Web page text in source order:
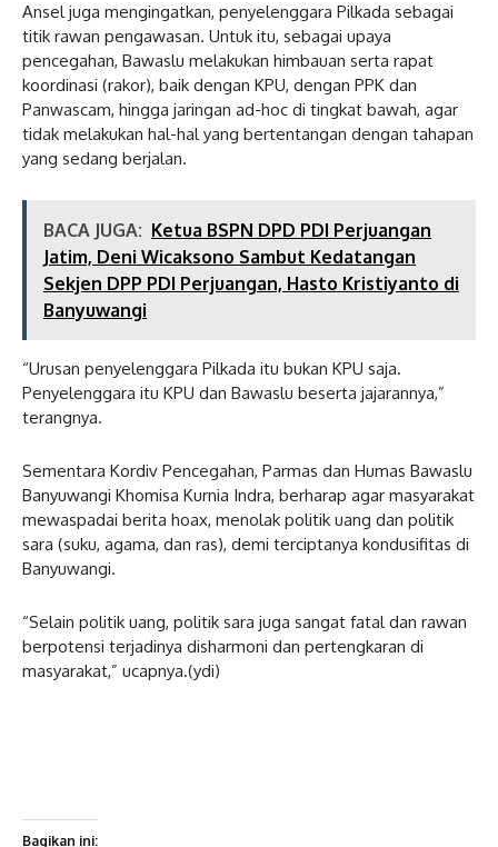
Ansel juga mengingatkan, penyelenggara Pilkada sebagai
titik rawan pengawasan. Untuk itu, sebagai upaya
pencegahan, Bawaslu melakukan himbauan serta rapat
koordinasi (rakor), baik dengan KPU, dengan PPK dan
Panwascam, hingga jaringan ad-hoc di tingkat bawah, agar
tidak melakukan hal-hal yang bertentangan dengan tahapan
yang sedang berjalan.
BACA JUGA: Ketua BSPN DPD PDI Perjuangan
Jatim, Deni Wicaksono Sambut Kedatangan
Sekjen DPP PDI Perjuangan, Hasto Kristiyanto di
Banyuwangi
“Urusan penyelenggara Pilkada itu bukan KPU saja.
Penyelenggara itu KPU dan Bawaslu beserta jajarannya,”
terangnya.
Sementara Kordiv Pencegahan, Parmas dan Humas Bawaslu
Banyuwangi Khomisa Kurnia Indra, berharap agar masyarakat
mewaspadai berita hoax, menolak politik uang dan politik
sara (suku, agama, dan ras), demi terciptanya kondusifitas di
Banyuwangi.
“Selain politik uang, politik sara juga sangat fatal dan rawan
berpotensi terjadinya disharmoni dan pertengkaran di
masyarakat,” ucapnya.(ydi)
Bagikan ini: